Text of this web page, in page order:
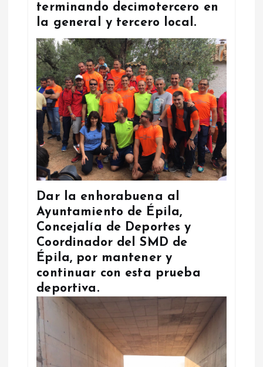
terminando decimotercero en
la general y tercero local.
Dar la enhorabuena al
Ayuntamiento de Épila,
Concejalía de Deportes y
Coordinador del SMD de
Épila, por mantener y
continuar con esta prueba
deportiva.